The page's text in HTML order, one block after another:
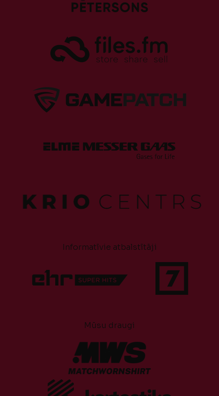
Informatīvie atbalstītāji
Mūsu draugi